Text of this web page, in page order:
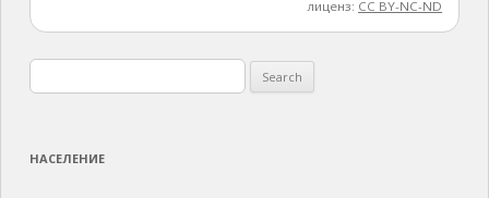
лиценз: CC BY-NC-ND
for:
НАСЕЛЕНИЕ